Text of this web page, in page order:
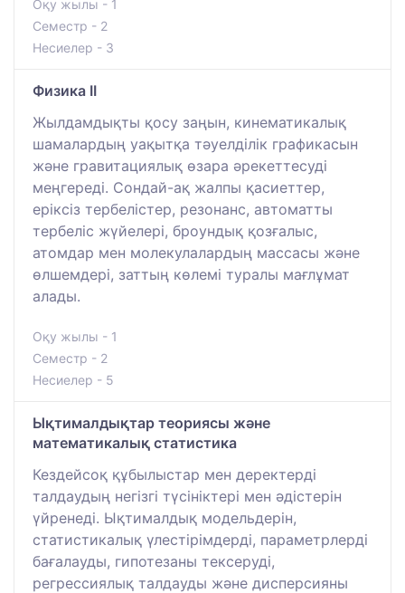
Оқу жылы - 1
Семестр - 2
Несиелер - 3
Физика II
Жылдамдықты қосу заңын, кинематикалық
шамалардың уақытқа тәуелділік графикасын
және гравитациялық өзара әрекеттесуді
меңгереді. Сондай-ақ жалпы қасиеттер,
еріксіз тербелістер, резонанс, автоматты
тербеліс жүйелері, броундық қозғалыс,
атомдар мен молекулалардың массасы және
өлшемдері, заттың көлемі туралы мағлұмат
алады.
Оқу жылы - 1
Семестр - 2
Несиелер - 5
Ықтималдықтар теориясы және
математикалық статистика
Кездейсоқ құбылыстар мен деректерді
талдаудың негізгі түсініктері мен әдістерін
үйренеді. Ықтималдық модельдерін,
статистикалық үлестірімдерді, параметрлерді
бағалауды, гипотезаны тексеруді,
регрессиялық талдауды және дисперсияны